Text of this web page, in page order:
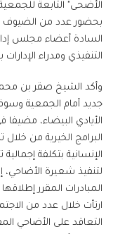
الأضحى" التابعة
بحضور عدد من الضيوف
السادة أعضاء مجلس
التنفيذي ومدراء الإدارات
وأكد الشيخ صقر بن
جديد أمام الجمعية
الأيادي البيضاء،
البرامج الخيرية من
ارتأت خلال عدد من